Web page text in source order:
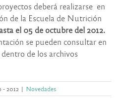
deberá realizarse en
de la Escuela de Nutrición
el 05 de octubre del 2012.
se pueden consultar en
de los archivos
- 2012 | Novedades